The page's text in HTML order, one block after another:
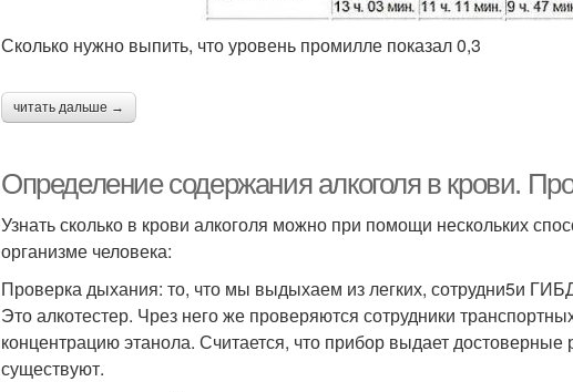
Сколько нужно выпить, что уровень промилле показал 0,3
читать дальше →
Определение содержания алкоголя в крови.
Узнать сколько в крови алкоголя можно при помощи нескольких
организме человека:
Проверка дыхания: то, что мы выдыхаем из легких, сотрудни5и
Это алкотестер. Чрез него же проверяются сотрудники
концентрацию этанола. Считается, что прибор выдает
существуют.